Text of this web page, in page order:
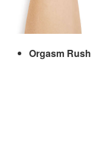
Orgasm Rush